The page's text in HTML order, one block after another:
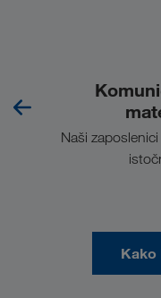
na
Naši
Kako